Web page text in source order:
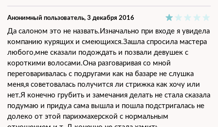
Анонимный пользователь, 3 декабря 2016
Да салоном это не назвать.Изначально при входе я увидела
компанию курящих и смеющихся.Зашла спросила мастера
любого,мне сказали подождать и позвали девушек с
короткими волосами.Она разговаривая со мной
переговаривалась с подругами как на базаре не слушка
меня,я советовалась получится ли стрижка как хочу или
нет.Я конечно грубить и замечания делать не стала сказала
подумаю и приду,а сама вышла и пошла подстригалась не
долеко от этой парихмахерской с нормальным